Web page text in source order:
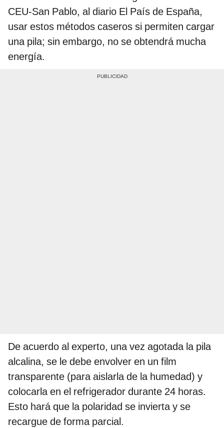
CEU-San Pablo, al diario El País de España,
usar estos métodos caseros si permiten cargar
una pila; sin embargo, no se obtendrá mucha
energía.
De acuerdo al experto, una vez agotada la pila
alcalina, se le debe envolver en un film
transparente (para aislarla de la humedad) y
colocarla en el refrigerador durante 24 horas.
Esto hará que la polaridad se invierta y se
recargue de forma parcial.